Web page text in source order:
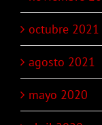
octubre 2021
agosto 2021
mayo 2020